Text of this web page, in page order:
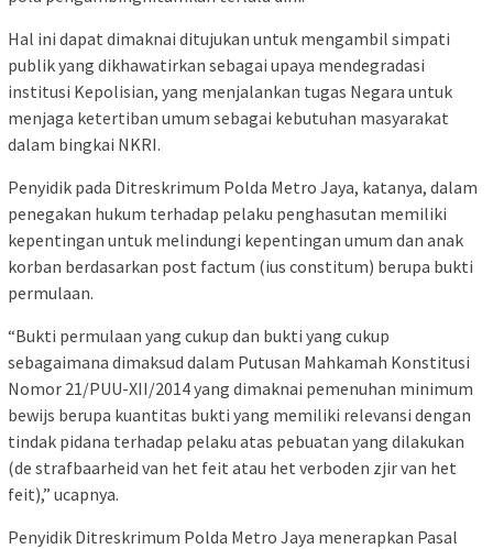
Hal ini dapat dimaknai ditujukan untuk mengambil simpati
publik yang dikhawatirkan sebagai upaya mendegradasi
institusi Kepolisian, yang menjalankan tugas Negara untuk
menjaga ketertiban umum sebagai kebutuhan masyarakat
dalam bingkai NKRI.
Penyidik pada Ditreskrimum Polda Metro Jaya, katanya, dalam
penegakan hukum terhadap pelaku penghasutan memiliki
kepentingan untuk melindungi kepentingan umum dan anak
korban berdasarkan post factum (ius constitum) berupa bukti
permulaan.
“Bukti permulaan yang cukup dan bukti yang cukup
sebagaimana dimaksud dalam Putusan Mahkamah Konstitusi
Nomor 21/PUU-XII/2014 yang dimaknai pemenuhan minimum
bewijs berupa kuantitas bukti yang memiliki relevansi dengan
tindak pidana terhadap pelaku atas pebuatan yang dilakukan
(de strafbaarheid van het feit atau het verboden zjir van het
feit),” ucapnya.
Penyidik Ditreskrimum Polda Metro Jaya menerapkan Pasal